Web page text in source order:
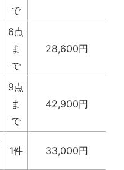
で
6点
ま
で
28,600円
9点
ま
で
42,900円
1件 33,000円